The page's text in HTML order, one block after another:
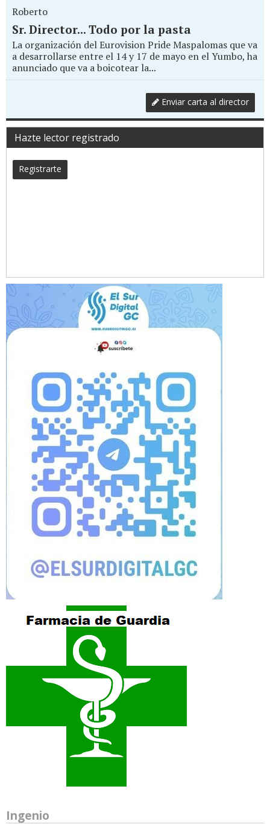
Roberto
Sr. Director... Todo por la pasta
La organización del Eurovision Pride Maspalomas que va
a desarrollarse entre el 14 y 17 de mayo en el Yumbo, ha
anunciado que va a boicotear la...
Enviar carta al director
Hazte lector registrado
Registrarte
Ingenio